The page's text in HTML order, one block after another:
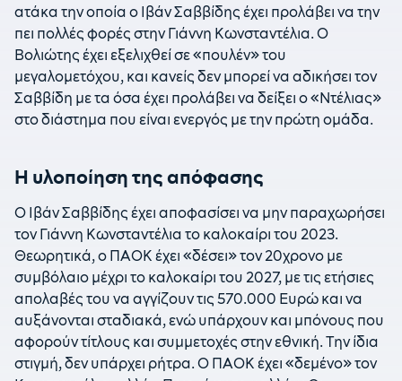
ατάκα την οποία ο Ιβάν Σαββίδης έχει προλάβει να την
πει πολλές φορές στην Γιάννη Κωνσταντέλια. Ο
Βολιώτης έχει εξελιχθεί σε «πουλέν» του
μεγαλομετόχου, και κανείς δεν μπορεί να αδικήσει τον
Σαββίδη με τα όσα έχει προλάβει να δείξει ο «Ντέλιας»
στο διάστημα που είναι ενεργός με την πρώτη ομάδα.
Η υλοποίηση της απόφασης
Ο Ιβάν Σαββίδης έχει αποφασίσει να μην παραχωρήσει
τον Γιάννη Κωνσταντέλια το καλοκαίρι του 2023.
Θεωρητικά, ο ΠΑΟΚ έχει «δέσει» τον 20χρονο με
συμβόλαιο μέχρι το καλοκαίρι του 2027, με τις ετήσιες
απολαβές του να αγγίζουν τις 570.000 Ευρώ και να
αυξάνονται σταδιακά, ενώ υπάρχουν και μπόνους που
αφορούν τίτλους και συμμετοχές στην εθνική. Την ίδια
στιγμή, δεν υπάρχει ρήτρα. Ο ΠΑΟΚ έχει «δεμένο» τον